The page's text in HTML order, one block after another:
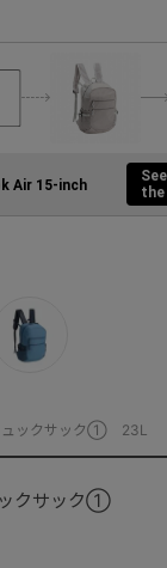
ュックサック① 23L
ックサック①
Air 15-inch
the